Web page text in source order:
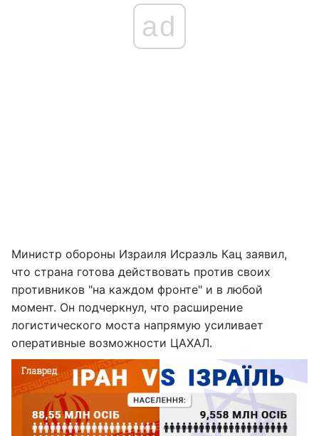
ad
Министр обороны Израиля Исраэль Кац заявил,
что страна готова действовать против своих
противников "на каждом фронте" и в любой
момент. Он подчеркнул, что расширение
логистического моста напрямую усиливает
оперативные возможности ЦАХАЛ.